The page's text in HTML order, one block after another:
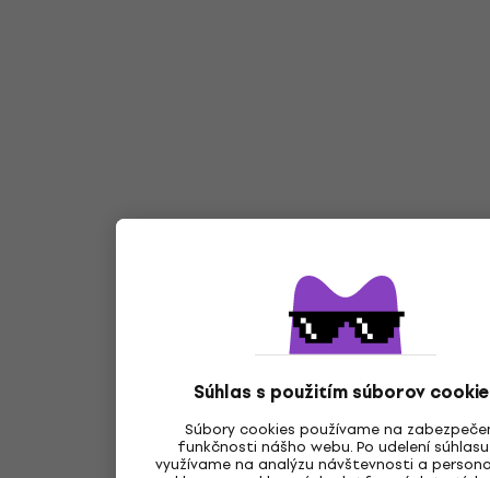
Súhlas s použitím súborov
Súbory cookies používame na
funkčnosti nášho webu. Po udelení
využívame na analýzu návštevnosti a